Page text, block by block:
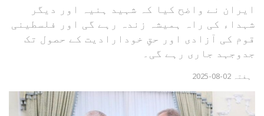
ایران نے واضح کیا کہ شہید ہنیہ اور دیگر
شہداء کی راہ ہمیشہ زندہ رہے گی اور فلسطینی
قوم کی آزادی اور حقِ خودارادیت کے حصول تک
جدوجہد جاری رہے گی۔
ہفتہ 02-08-2025